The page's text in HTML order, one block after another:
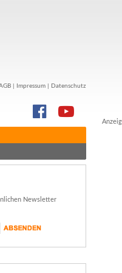
Impressum Datenschutz
Newsletter